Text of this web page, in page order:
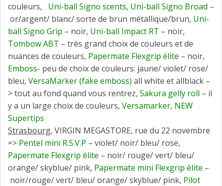
couleurs, Uni-ball Signo scents, Uni-ball Signo Broad –
or/argent/ blanc/ sorte de brun métallique/brun, Uni-
ball Signo Grip – noir, Uni-ball Impact RT – noir,
Tombow ABT – très grand choix de couleurs et de
nuances de couleurs, Papermate Flexgrip élite – noir,
Emboss- peu de choix de couleurs: jaune/ violet/ rose/
bleu, VersaMarker (fake emboss) all white et allblack –
> tout au fond quand vous rentrez, Sakura gelly roll – il
y a un large choix de couleurs, Versamarker, NEW
Supertips
Strasbourg, VIRGIN MEGASTORE, rue du 22 novembre
=> Pentel mini R.S.V.P – violet/ noir/ bleu/ rose,
Papermate Flexgrip élite – noir/ rouge/ vert/ bleu/
orange/ skyblue/ pink, Papermate mini Flexgrip élite –
noir/rouge/ vert/ bleu/ orange/ skyblue/ pink, Pilot